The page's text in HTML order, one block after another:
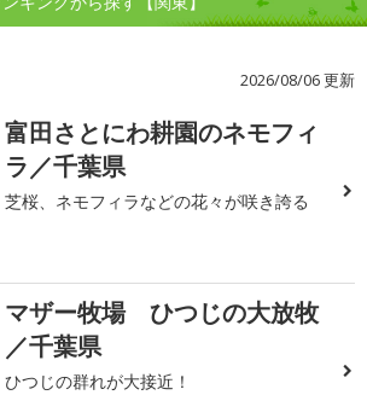
2026/08/06 更新
富田さとにわ耕園のネモフィ
ラ／千葉県
芝桜、ネモフィラなどの花々が咲き誇る
マザー牧場 ひつじの大放牧
／千葉県
ひつじの群れが大接近！